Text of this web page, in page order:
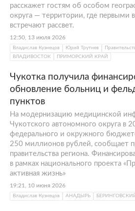
расскажет гостям об особом
округа — территории, где первыми
встречают рассвет.
12:50, 13 июля 2026
Владислав Кузнецов Юрий Трутнев
ВЛАДИВОСТОК
ПРИМОРСКИЙ КРАЙ
Чукотка получила
обновление больниц и
пунктов
На модернизацию медицинской
Чукотского автономного округа в
федерального и окружного
250 миллионов рублей, сообщает
правительства региона.
в рамках национального проекта
активная жизнь»
19:21, 10 июня 2026
Владислав Кузнецов АНАДЫРЬ